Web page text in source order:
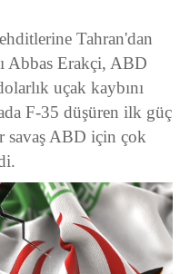
Tahran'dan
Abbas Erakçi, ABD
uçak kaybını
F-35 düşüren ilk güç
savaş ABD için çok